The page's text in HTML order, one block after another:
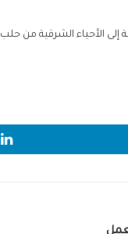
إلى الأحياء الشرقية من حلب